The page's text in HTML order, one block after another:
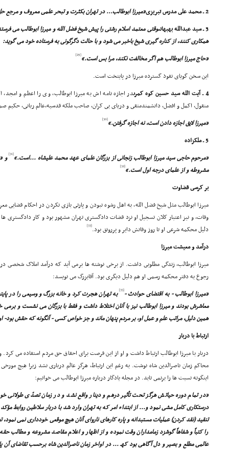
2 ـ محمد على مدرس تبریزى
«میرزا ابوطالب... در تهران بکثرت و تبحر علمى معروف و
3 ـ سید عبدالله بهبهانى
وقتى معتمد اسلام رشتى را پیش شیخ فضل الله و میرزا ابوطالب مى فرستد
همکارى کنند، از کناره گیرى شیخ باخبر مى شود و با حالت دگرگونى به فرستاده خود مى گوید:
«حاج میرزا ابوطالب هم اگر مخالفت نکند، مرا بس است.»[29]
این سخن گویاى نفوذ گسترده میرزا در پایتخت است.
4 ـ آیت الله سید حسین کوه کمرى
در اجازه نامه اش به میرزا ابوطالب، وى را اعظم و
منقول، اکمل و افضل، دانشمندمتقى و دریاى بى کران، صاحب ملکه قدسیه،عالم ربانى،
«میرزا لایق اجازه دادن است, نه اجازه گرفتن.»[30]
5 ـ ملکزاده
«مرحوم حاجى سید میرزا ابوطالب زنجانى از بزرگان علماى عهد محمد علیشاه ...است.»[31]
و
مشروطه و از علماى درجه اول است.»[32]
بر کرسى قضاوت
میرزا ابوطالب مثل شیخ فضل الله، به اهل رشوه نبودن و پارتى بازى نکردن در احکام
وفات، و نیز اعتبار کلان تسجیل او نزد قضات دادگسترى تهران مشهور بود و کار دادگسترى
دلیل محکمه شرعى او تا روز وفاتش دایر و پررونق بود.[33]
درآمد و معیشت میرزا
میرزا ابوطالب، زندگى مطلوبى داشت. از برخى نوشته ها برمى آید که درآمد املاک شخصى
رجوع به دفتر محکمه رسمى او هم دلیل دیگرى بود. آقابزرگ مى نویسد:
«میرزا ابوطالب - به اقتضاى حوادث -[35]
به تهران هجرت کرد و خانه بزرگ و وسیعى را در
معاشرش بودند و میرزا ابوطالب نیز با آنان اختلاط داشت و فقط با بزرگان مى نشست و
همین دلیل، مراتب علم و عمل او، بر مردم پنهان ماند و جز خواص کسى - آنگونه که حقش بود-
ارتباط با دربار
دربار با میرزا ابوطالب ارتباط داشت و او از این فرصت براى احقاق حق مردم استفاده مى
محاکم زمان ناصرالدین شاه نوشت. به رغم این ارتباط، هرگز عالم دربارى نشد زیرا هیچ
اینگونه نسبت ها را برنمى تابد. در مجله یادگار درباره میرزا ابوطالب مى خوانیم:
«در تمام دوره حیاتش هرگز تحت تأثیر درهم و دینار واقع نشد و در زمان تصدّى
درستکارى کامل مشى نمود و... از ابتداء امر که به تهران وارد شد با دربار سلاطین روابط
تنقید (نقد کردن) عملیات مستبدانه و پاره کارهاى نارواى آنان هیچ موقعى خوددارى نمى
را کتباً و شفاهاً گوشزد زمامداران وقت نموده و از اظهار و اعلام مقاصد مشروعه و مطالب
عالمى مطلع و بصیر و دل آگاهى بود کهـ ... در اواخر زمان ناصرالدین شاه برحسب تقاضاى آن